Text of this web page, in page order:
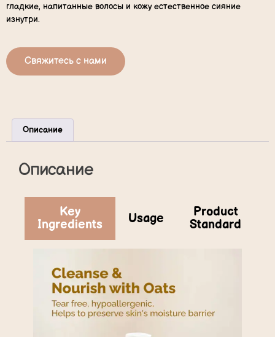
гладкие, напитанные волосы и кожу естественное сияние
изнутри.
Свяжитесь с нами
Описание
Описание
Key
Ingredients
Usage
Product
Standard